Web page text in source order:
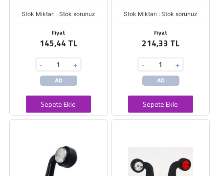
Stok Miktarı : Stok sorunuz
Fiyat
145,44 TL
- +
AD
Sepete Ekle
Stok Miktarı : Stok sorunuz
Fiyat
214,33 TL
- +
AD
Sepete Ekle